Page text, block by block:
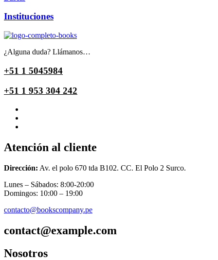
Instituciones
¿Alguna duda? Llámanos…
+51 1 5045984
+51 1 953 304 242
Atención al cliente
Dirección: Av. el polo 670 tda B102. CC. El Polo 2 Surco.
Lunes – Sábados: 8:00-20:00
Domingos: 10:00 – 19:00
contacto@bookscompany.pe
contact@example.com
Nosotros